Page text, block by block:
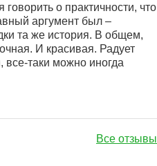
о практичности, что
аргумент был –
та же история. В общем,
И красивая. Радует
все-таки можно иногда
Все отзывы